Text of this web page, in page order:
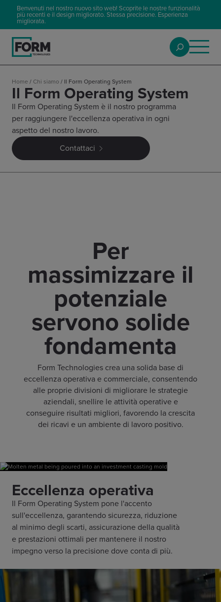
Benvenuti nel nostro nuovo sito web! Scoprite le nostre funzionalità
più recenti e il design migliorato. Stessa precisione. Esperienza
migliorata.
Home / Chi siamo / Il Form Operating System
Il Form Operating System
Il Form Operating System è il nostro programma
per raggiungere l'eccellenza operativa in ogni
aspetto del nostro lavoro.
Contattaci
Per
massimizzare il
potenziale
servono solide
fondamenta
Form Technologies crea una solida base di
eccellenza operativa e commerciale, consentendo
alle proprie divisioni di migliorare le strategie
aziendali, snellire le attività operative e
conseguire risultati migliori, favorendo la crescita
dei ricavi e un ambiente di lavoro positivo.
Eccellenza operativa
Il Form Operating System pone l'accento
sull'eccellenza, garantendo sicurezza, riduzione
al minimo degli scarti, assicurazione della qualità
e prestazioni ottimali per mantenere il nostro
impegno verso la precisione dove conta di più.